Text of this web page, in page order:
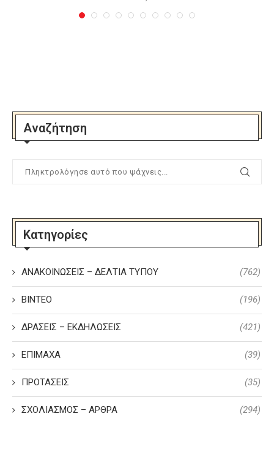
Αναζήτηση
Κατηγορίες
ΑΝΑΚΟΙΝΩΣΕΙΣ – ΔΕΛΤΙΑ ΤΥΠΟΥ (762)
ΒΙΝΤΕΟ (196)
ΔΡΑΣΕΙΣ – ΕΚΔΗΛΩΣΕΙΣ (421)
ΕΠΙΜΑΧΑ (39)
ΠΡΟΤΑΣΕΙΣ (35)
ΣΧΟΛΙΑΣΜΟΣ – ΑΡΘΡΑ (294)